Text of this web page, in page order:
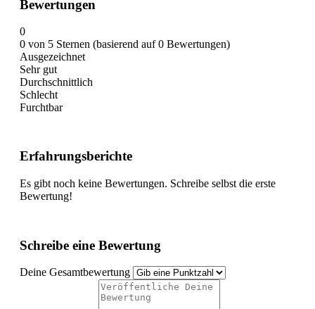
Bewertungen
0
0 von 5 Sternen (basierend auf 0 Bewertungen)
Ausgezeichnet
Sehr gut
Durchschnittlich
Schlecht
Furchtbar
Erfahrungsberichte
Es gibt noch keine Bewertungen. Schreibe selbst die erste
Bewertung!
Schreibe eine Bewertung
Deine Gesamtbewertung